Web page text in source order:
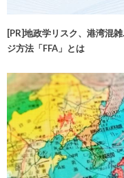
[PR]地政学リスク、港湾混
ジ方法「FFA」とは